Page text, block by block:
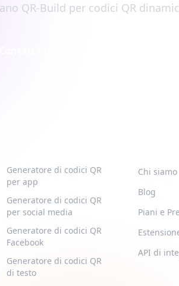
QR-Build per codici QR
Generatore di codici QR
per app
Generatore di codici QR
per social media
Generatore di codici QR
Facebook
Generatore di codici QR
di testo
Chi siamo
Blog
Piani e
API di